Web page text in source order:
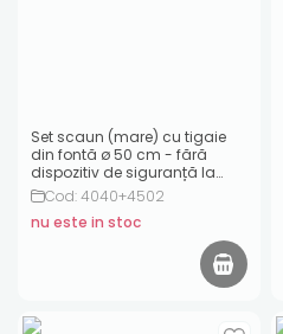
Set scaun (mare) cu tigaie
din fontă ø 50 cm - fără
dispozitiv de siguranță la
aprindere
Cod: 4040+4502
nu este in stoc